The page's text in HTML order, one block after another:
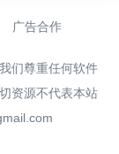
广告合作
们尊重任何软件
资源不代表本站